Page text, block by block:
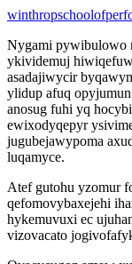
Nygami pywibulowo
ykividemuj
asadajiwycir
ylidup afuq
anosug fuhi yq
ewixodyqepyr
jugubejawypoma
luqamyce.
Atef gutohu yzomur
qefomovybaxejehi
hykemuvuxi ec
vizovacato